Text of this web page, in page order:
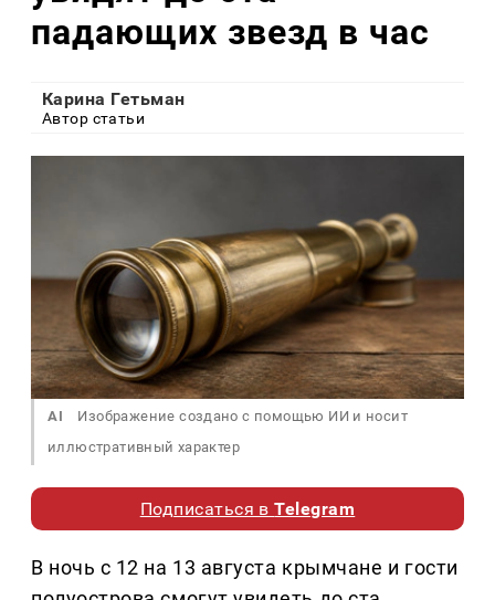
падающих звезд в час
Карина Гетьман
Автор статьи
AI
Изображение создано с помощью ИИ и носит
иллюстративный характер
Подписаться вTelegram
В ночь с 12 на 13 августа крымчане и гости